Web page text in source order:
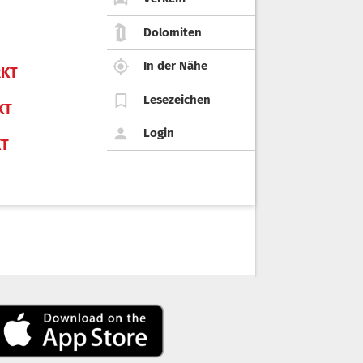
Dolomiten
In der Nähe
Lesezeichen
Login